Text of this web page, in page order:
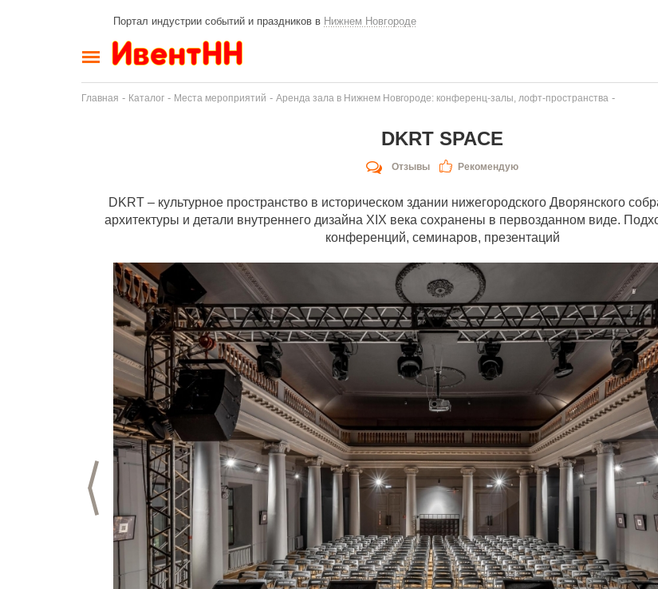
Портал индустрии событий и праздников в Нижнем Новгороде
Главная - Каталог - Места мероприятий - Аренда зала в Нижнем Новгороде: конференц-залы, лофт-пространства -
DKRT SPACE
Отзывы Рекомендую
DKRT – культурное пространство в историческом здании нижегородского Дворянского
архитектуры и детали внутреннего дизайна XIX века сохранены в первозданном виде.
конференций, семинаров, презентаций
Предыдущий слайд